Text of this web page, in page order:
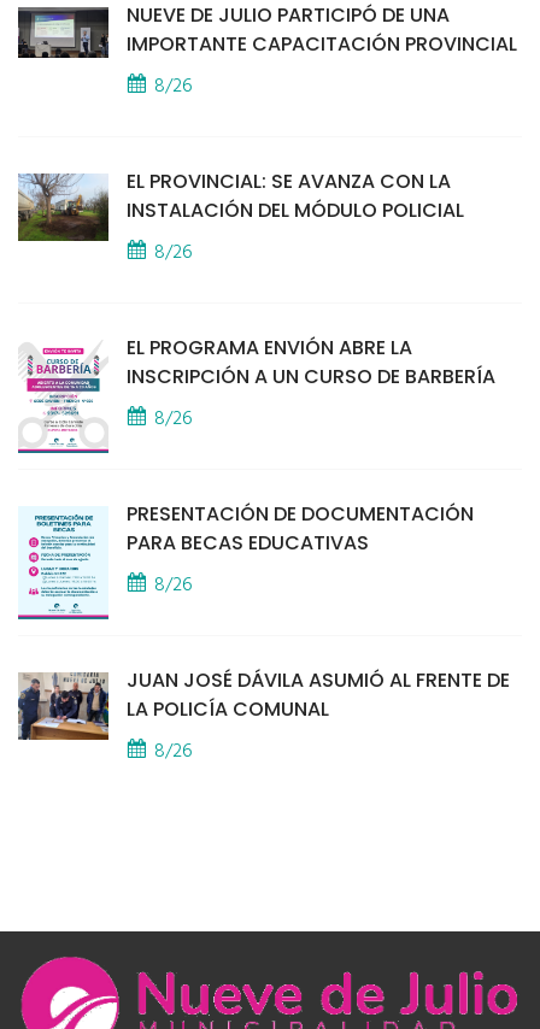
NUEVE DE JULIO PARTICIPÓ DE UNA
IMPORTANTE CAPACITACIÓN PROVINCIAL
8/26
EL PROVINCIAL: SE AVANZA CON LA
INSTALACIÓN DEL MÓDULO POLICIAL
8/26
EL PROGRAMA ENVIÓN ABRE LA
INSCRIPCIÓN A UN CURSO DE BARBERÍA
8/26
PRESENTACIÓN DE DOCUMENTACIÓN
PARA BECAS EDUCATIVAS
8/26
JUAN JOSÉ DÁVILA ASUMIÓ AL FRENTE DE
LA POLICÍA COMUNAL
8/26